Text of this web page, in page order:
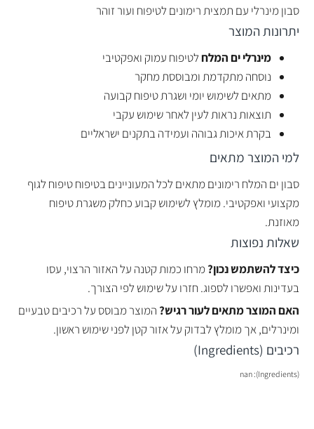
סבון מינרלי עם תמצית רימונים לטיפוח ועור זוהר
יתרונות המוצר
מינרלי ים המלחלטיפוח עמוק ואפקטיבי
נוסחה מתקדמת ומבוססת מחקר
מתאים לשימוש יומי ושגרת טיפוח קבועה
תוצאות נראות לעין לאחר שימוש עקבי
בקרת איכות גבוהה ועמידה בתקנים ישראליים
למי המוצר מתאים
סבון ים המלח רימונים מתאים לכל המעוניינים בטיפוח טיפוח לגוף
מקצועי ואפקטיבי. מומלץ לשימוש קבוע כחלק משגרת טיפוח
מאוזנת.
שאלות נפוצות
כיצד להשתמש נכון?מרחו כמות קטנה על האזור הרצוי, עסו
בעדינות ואפשרו לספוג. חזרו על שימוש לפי הצורך.
האם המוצר מתאים לעור רגיש? המוצר מבוסס על רכיבים טבעיים
ומינרלים, אך מומלץ לבדוק על אזור קטן לפני שימוש ראשון.
רכיבים (Ingredients)
(Ingredients): nan